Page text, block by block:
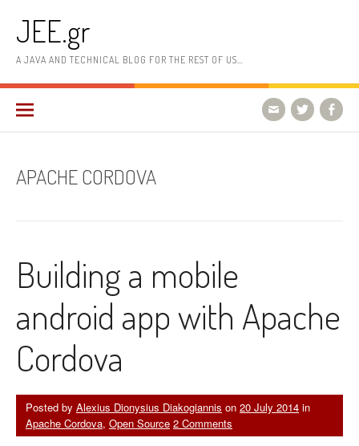
content
JEE.gr
A JAVA AND TECHNICAL BLOG FOR THE REST OF US…
APACHE CORDOVA
Building a mobile
android app with Apache
Cordova
Posted by Alexius Dionysius Diakogiannis on 20 July 2014 in
Apache Cordova, Open Source 2 Comments